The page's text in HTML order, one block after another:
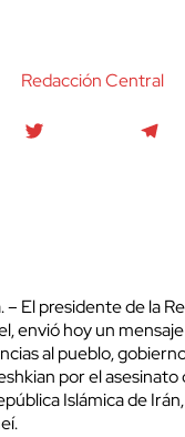
Redacción Central
– El presidente de la
envió hoy un
al pueblo,
por el
Islámica de